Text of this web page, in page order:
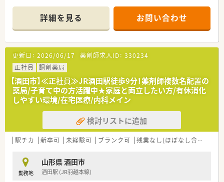
あたり約75枚の処方箋を対応しています。
■皮膚科以外にも整形外科や近隣医療機関からの処方箋も受け
付けており、幅広く経験を積むことが可能です。
【募集背景と求める人物像について】
■欠員補充を目的とした募集を行っており、店舗の管理業務を担
っていただける正社員の方を求めています。
■年齢や性別およびこれまでの経験は不問としており、できれば
若手の薬剤師の方を採用したいと考えています。
■一人薬剤師体制に抵抗がなく、かかりつけ薬剤師として地域医
療に貢献したいという意欲のある方を歓迎します。
【法人特徴について】
■2011年に創業して以来、地域に根差した薬局運営を行ってお
り、庄内エリアに限定して5店舗を展開しています。
非常に長く、定着率の高さが自慢の企業です。
■代表自身も薬剤師として店舗の現場に出ており、現場の状況を
正しく理解しているため風通しの良い社風です。
詳細を見る お問い合わせ
更新日： 2026/06/17 薬剤師求人ID： 330234
正社員
調剤薬局
【酒田市】≪正社員≫JR酒田駅徒歩9分！薬剤師複数名配置の
薬局/子育て中の方活躍中★家庭と両立したい方/有休消化
しやすい環境/在宅医療/内科メイン
検討リストに追加
駅チカ 新卒可 未経験可 ブランク可 残業なし(ほぼなし含む)
勤務地
山形県 酒田市
酒田駅 (JR羽越本線)